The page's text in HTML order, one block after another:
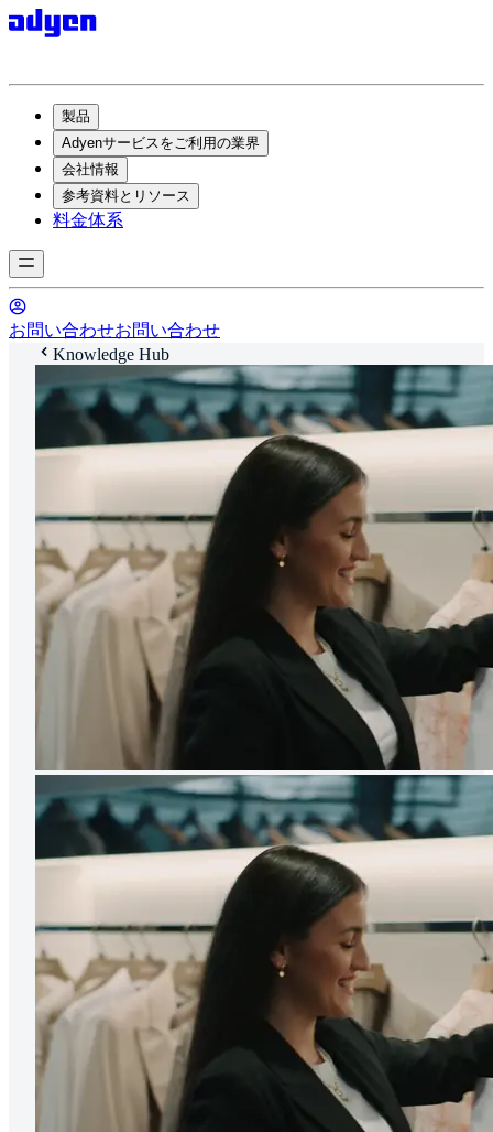
製品
Adyenサービスをご利用の業界
会社情報
参考資料とリソース
料金体系
お問い合わせお問い合わせ
Knowledge Hub